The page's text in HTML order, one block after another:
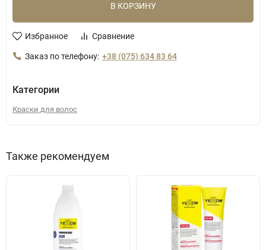
В КОРЗИНУ
Избранное Сравнение
Заказ по телефону: +38 (075) 634 83 64
Категории
Краски для волос
Также рекомендуем